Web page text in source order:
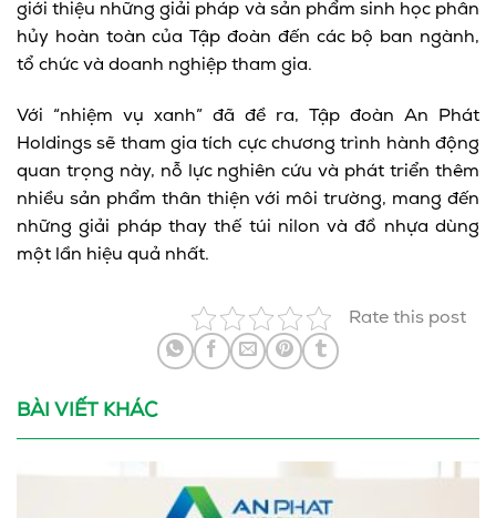
giới thiệu những giải pháp và sản phẩm sinh học phân
hủy hoàn toàn của Tập đoàn đến các bộ ban ngành,
tổ chức và doanh nghiệp tham gia.
Với “nhiệm vụ xanh” đã đề ra, Tập đoàn An Phát
Holdings sẽ tham gia tích cực chương trình hành động
quan trọng này, nỗ lực nghiên cứu và phát triển thêm
nhiều sản phẩm thân thiện với môi trường, mang đến
những giải pháp thay thế túi nilon và đồ nhựa dùng
một lần hiệu quả nhất.
Rate this post
BÀI VIẾT KHÁC